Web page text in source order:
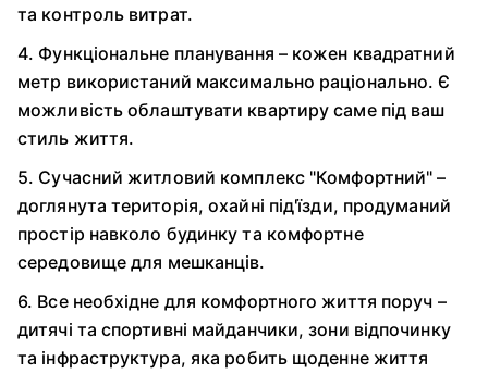
та контроль витрат.
4. Функціональне планування – кожен квадратний
метр використаний максимально раціонально. Є
можливість облаштувати квартиру саме під ваш
стиль життя.
5. Сучасний житловий комплекс "Комфортний" –
доглянута територія, охайні під'їзди, продуманий
простір навколо будинку та комфортне
середовище для мешканців.
6. Все необхідне для комфортного життя поруч –
дитячі та спортивні майданчики, зони відпочинку
та інфраструктура, яка робить щоденне життя